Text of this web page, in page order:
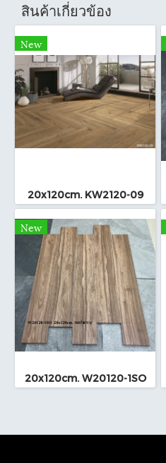
สินค้าเกี่ยวข้อง
New
20x120cm. KW2120-09
New
20x120cm. W20120-1SO